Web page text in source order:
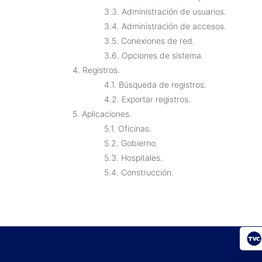
3.3. Administración de usuarios.
3.4. Administración de accesos.
3.5. Conexiones de red.
3.6. Opciones de sistema.
4. Registros.
4.1. Búsqueda de registros.
4.2. Exportar registros.
5. Aplicaciones.
5.1. Oficinas.
5.2. Gobierno.
5.3. Hospitales.
5.4. Construcción.